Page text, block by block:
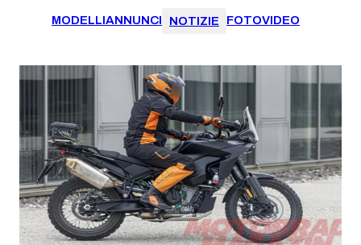
MODELLIANNUNCI NOTIZIE FOTOVIDEO